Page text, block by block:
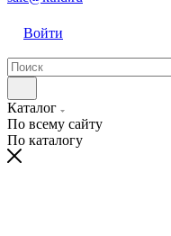
Войти
Каталог
По всему сайту
По каталогу